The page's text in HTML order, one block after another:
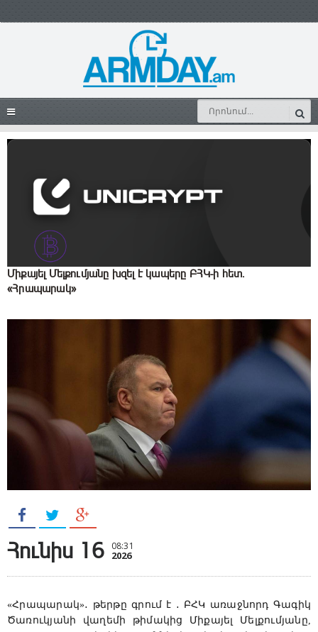
Միքայել Մելքումյանը խզել է կապերը ԲՀԿ-ի հետ․
«Հրապարակ»
Հունիս 16 08:31
2026
«Հրապարակ»․ թերթը գրում է ․ ԲՀԿ առաջնորդ Գագիկ
Ծառուկյանի վաղեմի թիմակից Միքայել Մելքումյանը,